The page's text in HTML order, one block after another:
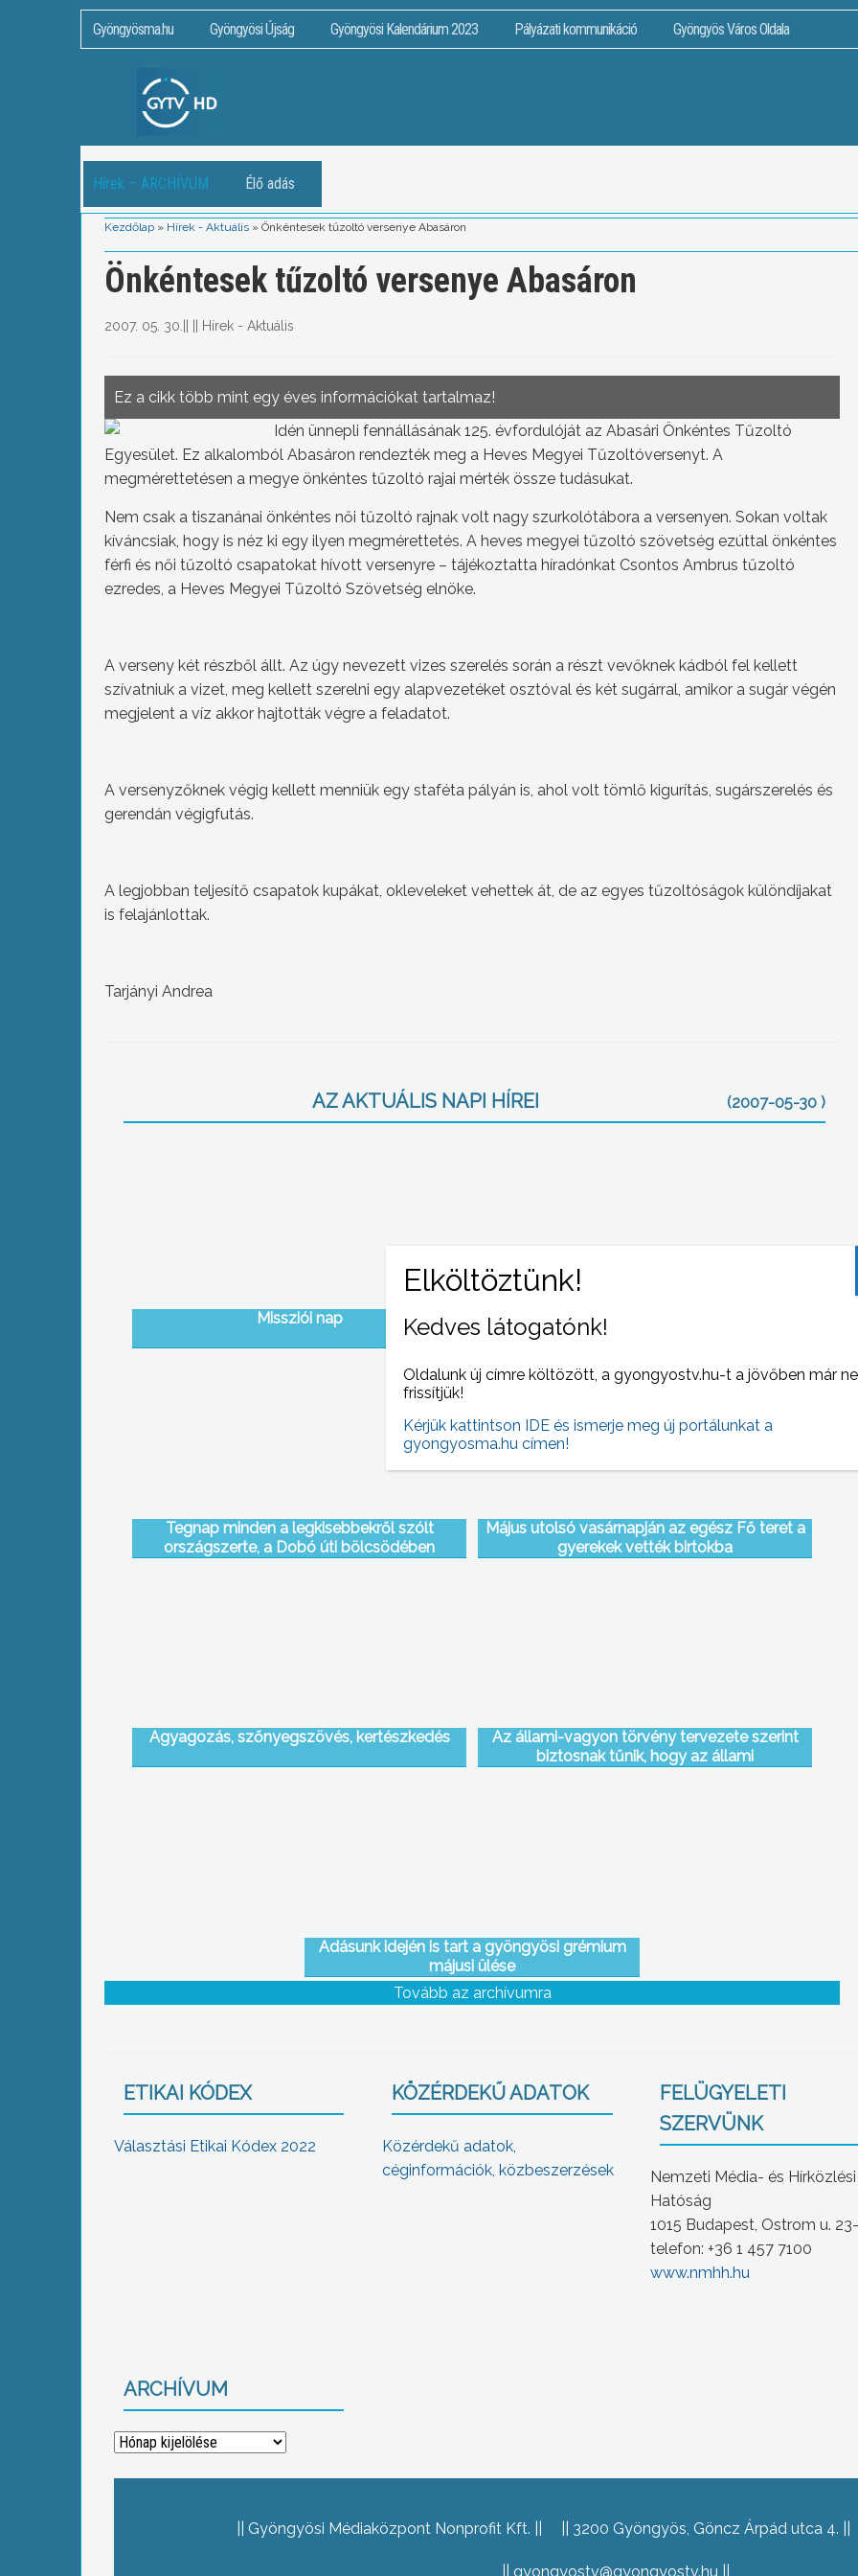
Gyöngyösma.hu Gyöngyösi Újság Gyöngyösi Kalendárium 2023 Pályázati kommunikáció Gyöngyös Város Oldala
Hírek – ARCHÍVUM Élő adás
Kezdőlap » Hírek - Aktuális » Önkéntesek tűzoltó versenye Abasáron
Önkéntesek tűzoltó versenye Abasáron
2007. 05. 30. Hírek - Aktuális
Ez a cikk több mint egy éves információkat tartalmaz!
Idén ünnepli fennállásának 125. évfordulóját az Abasári Önkéntes Tűzoltó
Egyesület. Ez alkalomból Abasáron rendezték meg a Heves Megyei Tűzoltóversenyt. A
megmérettetésen a megye önkéntes tűzoltó rajai mérték össze tudásukat.
Nem csak a tiszanánai önkéntes női tűzoltó rajnak volt nagy szurkolótábora a versenyen. Sokan voltak
kíváncsiak, hogy is néz ki egy ilyen megmérettetés. A heves megyei tűzoltó szövetség ezúttal önkéntes
férfi és női tűzoltó csapatokat hívott versenyre – tájékoztatta híradónkat Csontos Ambrus tűzoltó
ezredes, a Heves Megyei Tűzoltó Szövetség elnöke.
A verseny két részből állt. Az úgy nevezett vizes szerelés során a részt vevőknek kádból fel kellett
szívatniuk a vizet, meg kellett szerelni egy alapvezetéket osztóval és két sugárral, amikor a sugár végén
megjelent a víz akkor hajtották végre a feladatot.
A versenyzőknek végig kellett menniük egy staféta pályán is, ahol volt tömlő kigurítás, sugárszerelés és
gerendán végigfutás.
A legjobban teljesítő csapatok kupákat, okleveleket vehettek át, de az egyes tűzoltóságok különdíjakat
is felajánlottak.
Tarjányi Andrea
AZ AKTUÁLIS NAPI HÍREI (2007-05-30 )
Missziói nap
Bányászati előadást tartottak a Mátra Honvéd
Kaszinóban az iparágban végbement
Tegnap minden a legkisebbekről szólt
országszerte, a Dobó úti bölcsödében
Május utolsó vasárnapján az egész Fő teret a
gyerekek vették birtokba
Agyagozás, szőnyegszövés, kertészkedés
Az állami-vagyon törvény tervezete szerint
biztosnak tűnik, hogy az állami
Adásunk idején is tart a gyöngyösi grémium
májusi ülése
Tovább az archívumra
ETIKAI KÓDEX
Választási Etikai Kódex 2022
KÖZÉRDEKŰ ADATOK
Közérdekű adatok,
céginformációk, közbeszerzések
FELÜGYELETI
SZERVÜNK
Nemzeti Média- és Hírközlési
Hatóság
1015 Budapest, Ostrom u.
telefon: +36 1 457 7100
www.nmhh.hu
ARCHÍVUM
Archívum
Gyöngyösi Médiaközpont Nonprofit Kft. 3200 Gyöngyös, Göncz Árpád utca 4.
gyongyostv@gyongyostv.hu
Kedves látogatónk!
Oldalunk új címre költözött, a gyongyostv.hu-t a jövőben már
frissítjük!
Kérjük kattintson IDE és ismerje meg új portálunkat a
gyongyosma.hu címen!